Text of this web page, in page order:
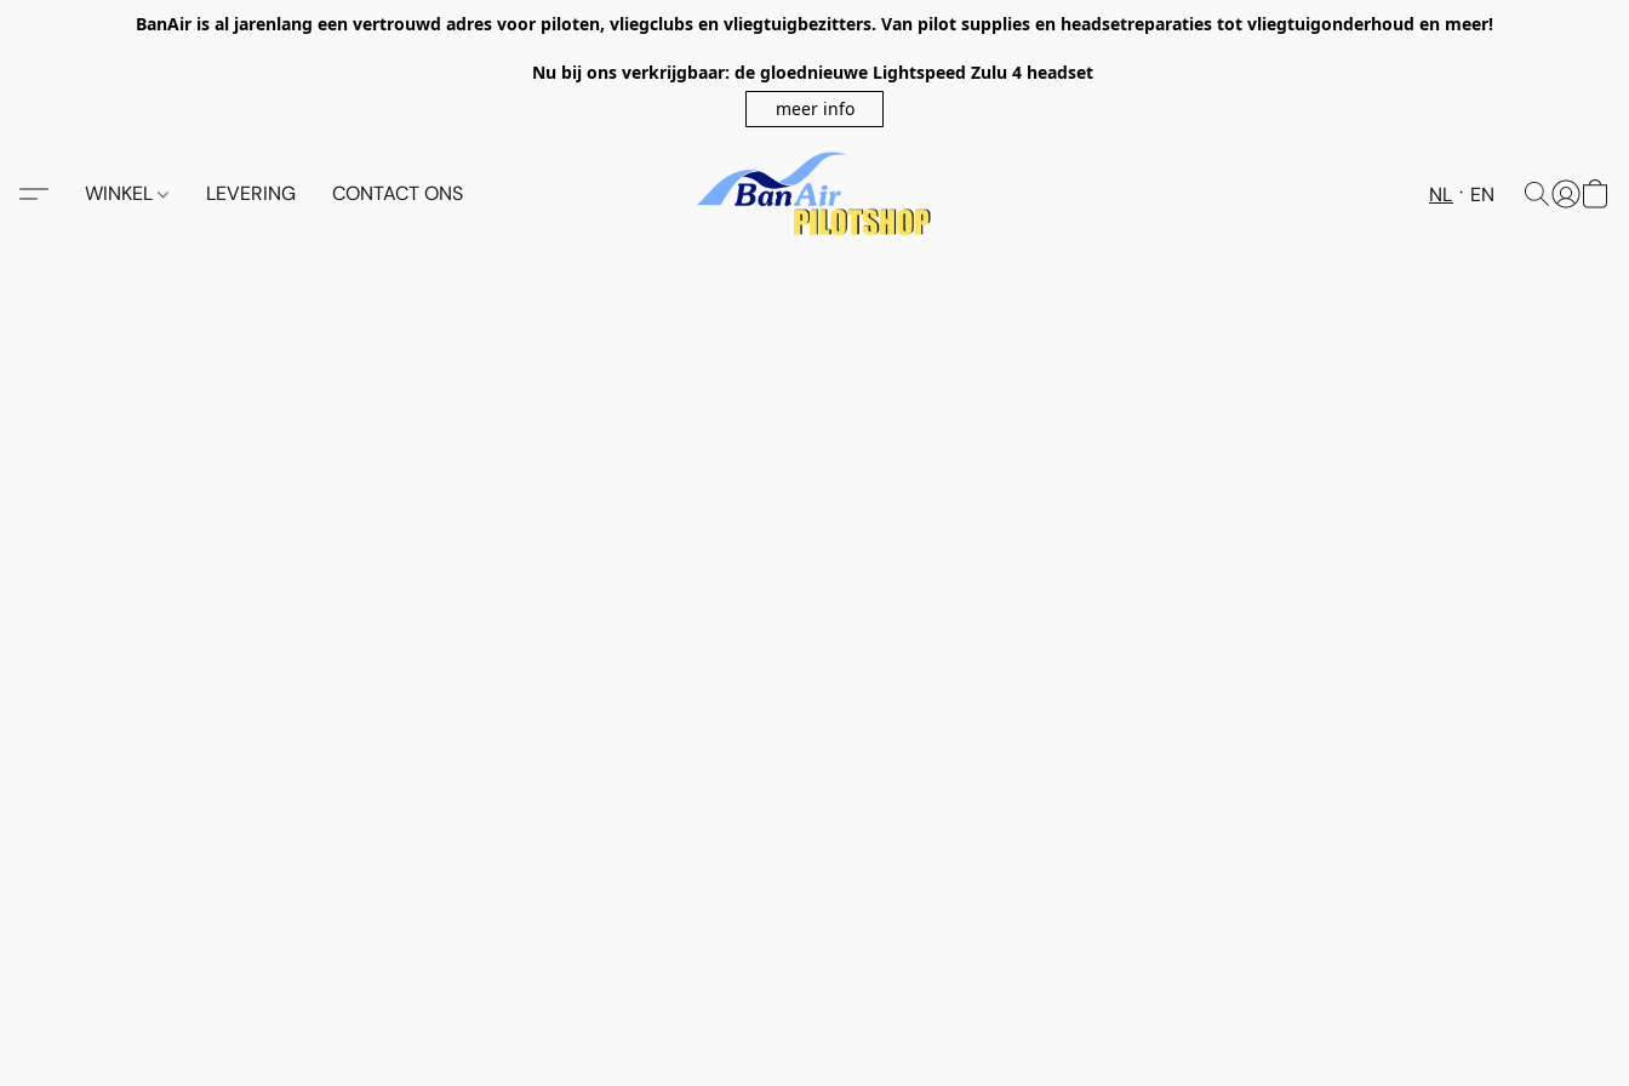
BanAir is al jarenlang een vertrouwd adres voor piloten, vliegclubs en vliegtuigbezitters. Van pilot supplies en headsetreparaties tot vliegtuigonderhoud en meer!
Nu bij ons verkrijgbaar: de gloednieuwe Lightspeed Zulu 4 headset
meer info
WINKEL LEVERING CONTACT ONS NL EN